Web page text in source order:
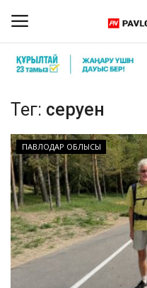
Бізбен байланыс
ПАВЛОДАР ОБЛЫСЫ
ҚАЗАҚСТАН
ӘЛЕМ
Тег: серуен
ПАВЛОДАР ОБЛЫСЫ